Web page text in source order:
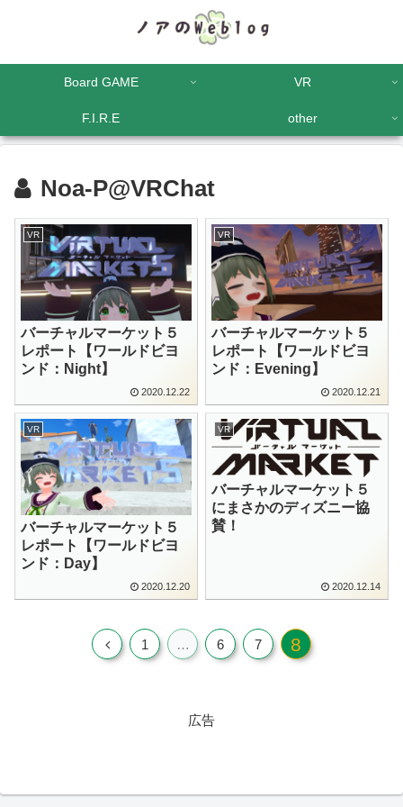
Board GAME VR
F.I.R.E other
Noa-P@VRChat
VR
バーチャルマーケット５
レポート【ワールドビヨ
ンド：Night】
2020.12.22
VR
バーチャルマーケット５
レポート【ワールドビヨ
ンド：Evening】
2020.12.21
VR
バーチャルマーケット５
レポート【ワールドビヨ
ンド：Day】
2020.12.20
VR
バーチャルマーケット５
にまさかのディズニー協
賛！
2020.12.14
1 … 6 7 8
広告